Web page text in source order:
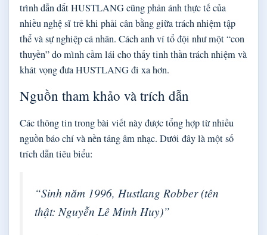
trình dẫn dắt HUSTLANG cũng phản ánh thực tế của
nhiều nghệ sĩ trẻ khi phải cân bằng giữa trách nhiệm tập
thể và sự nghiệp cá nhân. Cách anh ví tổ đội như một “con
thuyền” do mình cầm lái cho thấy tinh thần trách nhiệm và
khát vọng đưa HUSTLANG đi xa hơn.
Nguồn tham khảo và trích dẫn
Các thông tin trong bài viết này được tổng hợp từ nhiều
nguồn báo chí và nền tảng âm nhạc. Dưới đây là một số
trích dẫn tiêu biểu:
“Sinh năm 1996, Hustlang Robber (tên
thật: Nguyễn Lê Minh Huy)”